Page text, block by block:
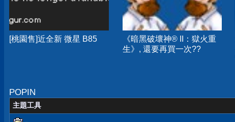
[桃園售]近全新 微星 B85
《暗黑破壞神® II：獄火重
生》, 還要再買一次??
POPIN
主題工具